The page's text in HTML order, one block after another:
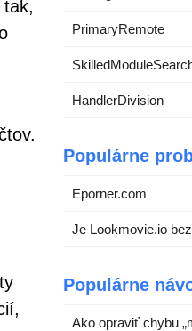
PrimaryRemote
HandlerDivision
Populárne
Eporner.com
Je Lookmovie.io
Populárne
Ako opraviť chybu